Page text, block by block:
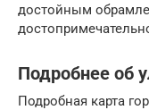
достойным
Подробнее об
Подробная карта